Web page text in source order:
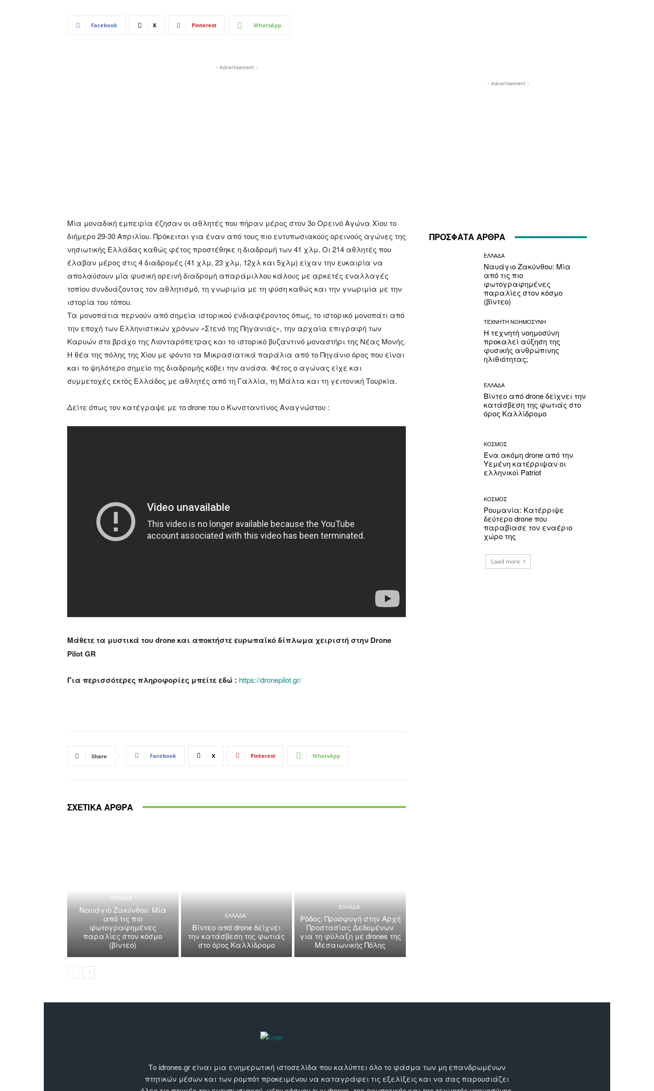
Facebook X Pinterest WhatsApp
- Advertisement -
Μία μοναδική εμπειρία έζησαν οι αθλητές που πήραν μέρος στον 3ο Ορεινό Αγώνα Χίου το
διήμερο 29-30 Απριλίου. Πρόκειται για έναν από τους πιο εντυπωσιακούς ορεινούς αγώνες της
νησιωτικής Ελλάδας καθώς φέτος προστέθηκε η διαδρομή των 41 χλμ. Οι 214 αθλητές που
έλαβαν μέρος στις 4 διαδρομές (41 χλμ, 23 χλμ, 12χλ και 5χλμ) είχαν την ευκαιρία να
απολαύσουν μία φυσική ορεινή διαδρομή απαράμιλλου κάλους με αρκετές εναλλαγές
τοπίου συνδυάζοντας τον αθλητισμό, τη γνωριμία με τη φύση καθώς και την γνωριμία με την
ιστορία του τόπου.
Τα μονοπάτια περνούν από σημεία ιστορικού ενδιαφέροντος όπως, το ιστορικό μονοπάτι από
την εποχή των Ελληνιστικών χρόνων «Στενό της Πηγανιάς», την αρχαία επιγραφή των
Καρυών στο βράχο της Λιονταρόπετρας και το ιστορικό βυζαντινό μοναστήρι της Νέας Μονής.
Η θέα της πόλης της Χίου με φόντο τα Μικρασιατικά παράλια από το Πηγάνιο όρος που είναι
και το ψηλότερο σημείο της διαδρομής κόβει την ανάσα. Φέτος ο αγώνας είχε και
συμμετοχές εκτός Ελλάδος με αθλητές από τη Γαλλία, τη Μάλτα και τη γειτονική Τουρκία.
Δείτε όπως τον κατέγραψε με το drone του ο Κωνσταντίνος Αναγνώστου :
Μάθετε τα μυστικά του drone και αποκτήστε ευρωπαϊκό δίπλωμα χειριστή στην Drone
Pilot GR
Για περισσότερες πληροφορίες μπείτε εδώ : https://dronepilot.gr/
Share Facebook X Pinterest WhatsApp
ΣΧΕΤΙΚΑ ΑΡΘΡΑ
ΕΛΛΑΔΑ
Ναυάγιο Ζακύνθου: Μία
από τις πιο
φωτογραφημένες
παραλίες στον κόσμο
(βίντεο)
ΕΛΛΑΔΑ
Βίντεο από drone δείχνει
την κατάσβεση της φωτιάς
στο όρος Καλλίδρομο
ΕΛΛΑΔΑ
Ρόδος: Προσφυγή στην Αρχή
Προστασίας Δεδομένων
για τη φύλαξη με drones της
Μεσαιωνικής Πόλης
- Advertisement -
ΠΡΟΣΦΑΤΑ ΑΡΘΡΑ
ΕΛΛΑΔΑ
Ναυάγιο Ζακύνθου: Μία
από τις πιο
φωτογραφημένες
παραλίες στον κόσμο
(βίντεο)
ΤΕΧΝΗΤΗ ΝΟΗΜΟΣΥΝΗ
Η τεχνητή νοημοσύνη
προκαλεί αύξηση της
φυσικής ανθρώπινης
ηλιθιότητας;
ΕΛΛΑΔΑ
Βίντεο από drone δείχνει την
κατάσβεση της φωτιάς στο
όρος Καλλίδρομο
ΚΟΣΜΟΣ
Ένα ακόμη drone από την
Υεμένη κατέρριψαν οι
ελληνικοί Patriot
ΚΟΣΜΟΣ
Ρουμανία: Κατέρριψε
δεύτερο drone που
παραβίασε τον εναέριο
χώρο της
Load more
Το idrones.gr είναι μια ενημερωτική ιστοσελίδα που καλύπτει όλο το φάσμα των μη επανδρωμένων
πτητικών μέσων και των ρομπότ προκειμένου να καταγράφει τις εξελίξεις και να σας παρουσιάζει